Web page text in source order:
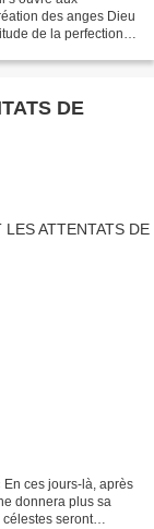
des anges Dieu
de la perfection
DE
ces jours-là, après
donnera plus sa
seront